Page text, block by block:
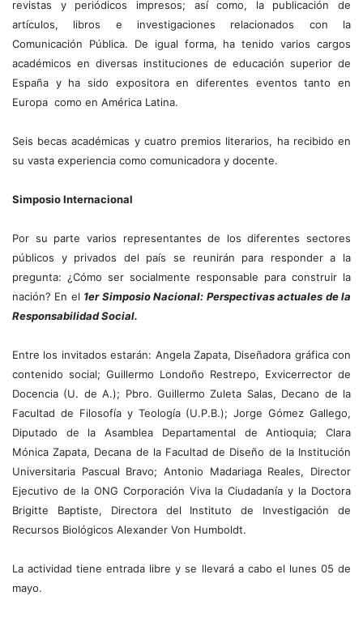
revistas y periódicos impresos; así como, la publicación de
artículos, libros e investigaciones relacionados con la
Comunicación Pública. De igual forma, ha tenido varios cargos
académicos en diversas instituciones de educación superior de
España y ha sido expositora en diferentes eventos tanto en
Europa como en América Latina.
Seis becas académicas y cuatro premios literarios, ha recibido en
su vasta experiencia como comunicadora y docente.
Simposio Internacional
Por su parte varios representantes de losdiferentes sectores
públicos y privados del país se reunirán para responder a la
pregunta: ¿Cómo ser socialmente responsable para construir la
nación? En el 1er Simposio Nacional: Perspectivas actuales de la
Responsabilidad Social.
Entre los invitados estarán: Angela Zapata, Diseñadora gráfica con
contenido social; Guillermo Londoño Restrepo, Exvicerrector de
Docencia (U. de A.); Pbro. Guillermo Zuleta Salas, Decano de la
Facultad de Filosofía y Teología (U.P.B.); Jorge Gómez Gallego,
Diputado de la Asamblea Departamental de Antioquia; Clara
Mónica Zapata, Decana de la Facultad de Diseño de la Institución
Universitaria Pascual Bravo; Antonio Madariaga Reales, Director
Ejecutivo de la ONG Corporación Viva la Ciudadanía y la Doctora
Brigitte Baptiste, Directora del Instituto de Investigación de
Recursos Biológicos Alexander Von Humboldt.
La actividad tiene entrada libre y se llevará a cabo el lunes 05 de
mayo.